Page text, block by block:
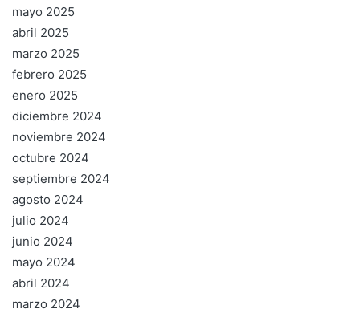
mayo 2025
abril 2025
marzo 2025
febrero 2025
enero 2025
diciembre 2024
noviembre 2024
octubre 2024
septiembre 2024
agosto 2024
julio 2024
junio 2024
mayo 2024
abril 2024
marzo 2024